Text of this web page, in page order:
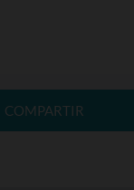
COMPARTIR